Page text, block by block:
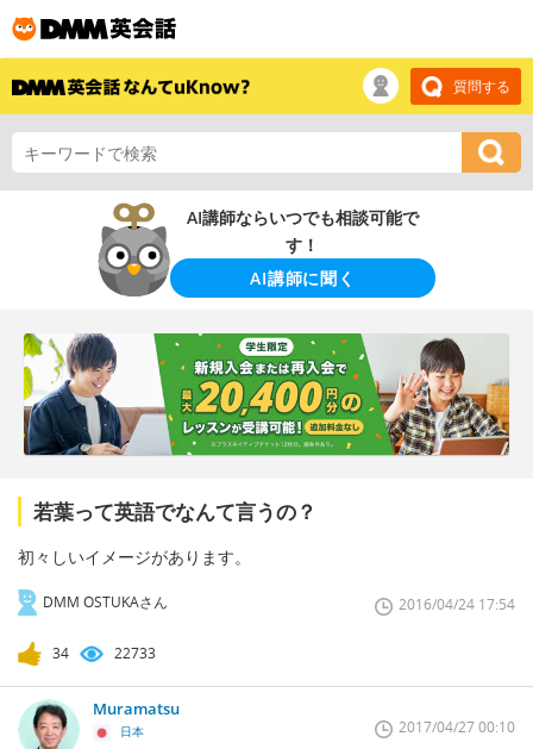
質問する
AI講師ならいつでも相談可能で
す！
AI講師に聞く
若葉って英語でなんて言うの？
初々しいイメージがあります。
DMM OSTUKAさん 2016/04/24 17:54
34 22733
Muramatsu
日本 2017/04/27 00:10